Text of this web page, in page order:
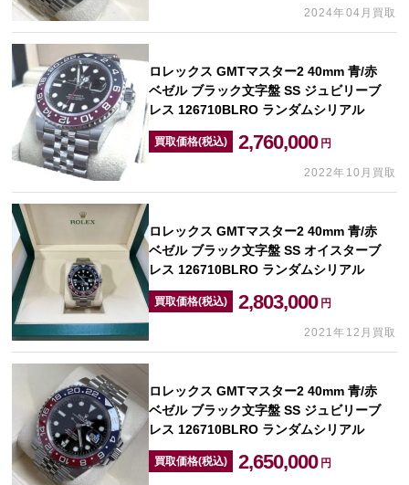
2024年04月買取
ロレックス GMTマスター2 40mm 青/赤
ベゼル ブラック文字盤 SS ジュビリーブ
レス 126710BLRO ランダムシリアル
買取価格(税込) 2,760,000 円
2022年10月買取
ロレックス GMTマスター2 40mm 青/赤
ベゼル ブラック文字盤 SS オイスターブ
レス 126710BLRO ランダムシリアル
買取価格(税込) 2,803,000 円
2021年12月買取
ロレックス GMTマスター2 40mm 青/赤
ベゼル ブラック文字盤 SS ジュビリーブ
レス 126710BLRO ランダムシリアル
買取価格(税込) 2,650,000 円